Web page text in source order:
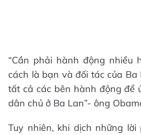
“Cần phải hành động nhiều
cách là bạn và đối tác của Ba
tất cả các bên hành động để
dân chủ ở Ba Lan”- ông
Tuy nhiên, khi dịch những